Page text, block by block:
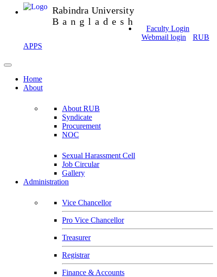
Rabindra University
Bangladesh
Faculty Login
Webmail login
RUB
APPS
Home
About
About RUB
Syndicate
Procurement
NOC
Sexual Harassment Cell
Job Circular
Gallery
Administration
Vice Chancellor
Pro Vice Chancellor
Treasurer
Registrar
Finance & Accounts